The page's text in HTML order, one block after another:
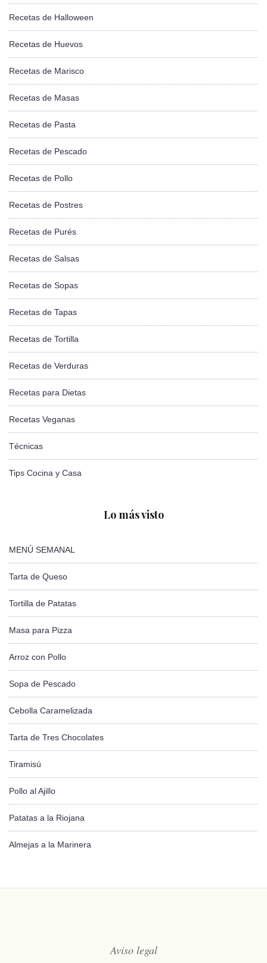
Recetas de Halloween
Recetas de Huevos
Recetas de Marisco
Recetas de Masas
Recetas de Pasta
Recetas de Pescado
Recetas de Pollo
Recetas de Postres
Recetas de Purés
Recetas de Salsas
Recetas de Sopas
Recetas de Tapas
Recetas de Tortilla
Recetas de Verduras
Recetas para Dietas
Recetas Veganas
Técnicas
Tips Cocina y Casa
Lo más visto
MENÚ SEMANAL
Tarta de Queso
Tortilla de Patatas
Masa para Pizza
Arroz con Pollo
Sopa de Pescado
Cebolla Caramelizada
Tarta de Tres Chocolates
Tiramisú
Pollo al Ajillo
Patatas a la Riojana
Almejas a la Marinera
Aviso legal